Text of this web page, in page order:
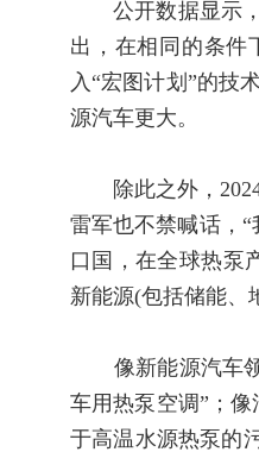
公开数据显示，
出，在相同的条件
入“宏图计划”的技
源汽车更大。
除此之外，2024
雷军也不禁喊话，
口国，在全球热泵
新能源(包括储能、
像新能源汽车领
车用热泵空调”；
于高温水源热泵的